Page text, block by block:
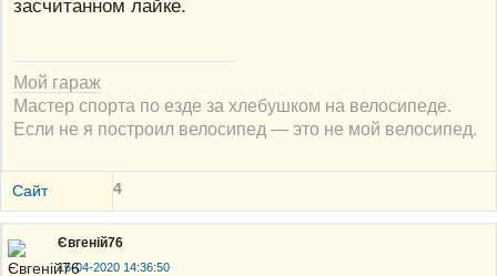
засчитанном лайке.
Мой гараж
Мастер спорта по езде за хлебушком на велосипеде.
Если не я построил велосипед — это не мой велосипед.
Сайт 4
Євгеній76
16-04-2020 14:36:50